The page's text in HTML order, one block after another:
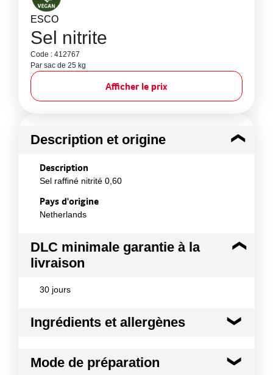
ESCO
Sel nitrite
Code : 412767
Par sac de 25 kg
Afficher le prix
Description et origine
Description
Sel raffiné nitrité 0,60
Pays d'origine
Netherlands
DLC minimale garantie à la
livraison
30 jours
Ingrédients et allergènes
Mélange homogène de sel et de nitrite de sodium
Mode de préparation